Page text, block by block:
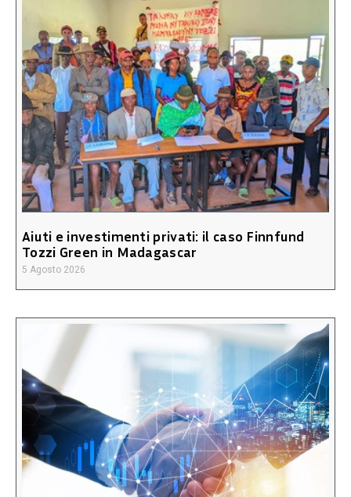
Aiuti e investimenti privati: il caso Finnfund
Tozzi Green in Madagascar
5 Agosto 2026